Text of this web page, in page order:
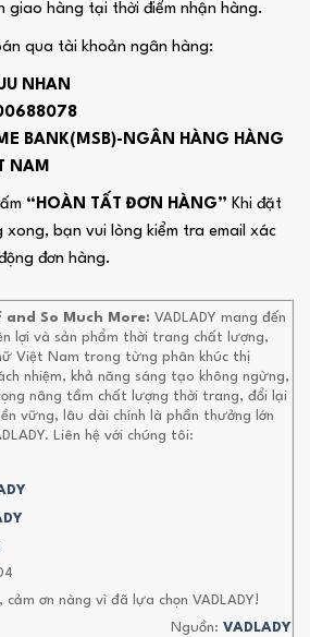
giao hàng tại thời điểm nhận hàng.
qua tài khoản ngân hàng:
NHAN
BANK(MSB)-NGÂN HÀNG HÀNG
NAM
“HOÀN TẤT ĐƠN HÀNG”Khi đặt
xong, bạn vui lòng kiểm tra email xác
đơn hàng.
and So Much More: VADLADY mang đến
lợi và sản phẩm thời trang chất lượng,
Việt Nam trong từng phân khúc thị
nhiệm, khả năng sáng tạo không ngừng,
nâng tầm chất lượng thời trang, đổi lại
vững, lâu dài chính là phần thưởng lớn
Liên hệ với chúng tôi:
ơn nàng vì đã lựa chọn VADLADY!
Nguồn: VADLADY